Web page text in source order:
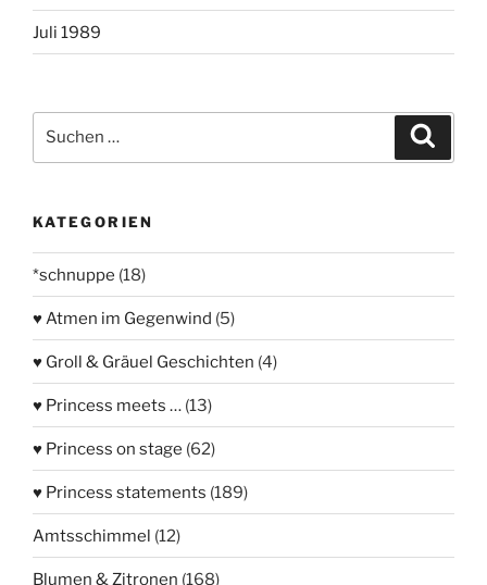
Juli 1989
nach:
KATEGORIEN
*schnuppe (18)
♥ Atmen im Gegenwind (5)
♥ Groll & Gräuel Geschichten (4)
♥ Princess meets … (13)
♥ Princess on stage (62)
♥ Princess statements (189)
Amtsschimmel (12)
Blumen & Zitronen (168)